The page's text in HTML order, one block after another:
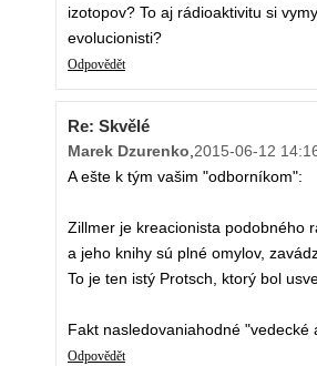
izotopov? To aj rádioaktivitu si
evolucionisti?
Odpovědět
Re: Skvělé
Marek Dzurenko,2015-06-12
A ešte k tým vašim "odborníkom":
Zillmer je kreacionista podobného
a jeho knihy sú plné omylov,
To je ten istý Protsch, ktorý bol
Fakt nasledovaniahodné "vedecké
Odpovědět